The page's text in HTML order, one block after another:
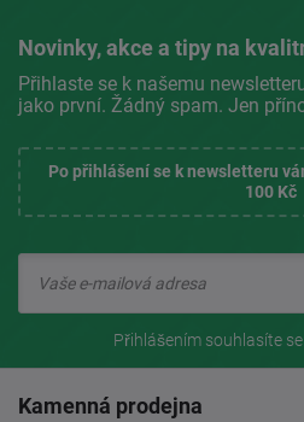
Novinky, akce a tipy na
Přihlaste se k našemu
jako první. Žádný spam. Jen
Po přihlášení se k newsletteru
100 Kč
Přihlášením souhlasíte se
Kamenná prodejna